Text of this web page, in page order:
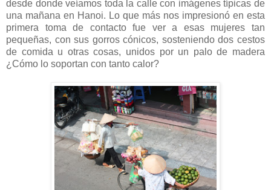
desde donde veíamos toda la calle con imágenes típicas de
una mañana en Hanoi. Lo que más nos impresionó en esta
primera toma de contacto fue ver a esas mujeres tan
pequeñas, con sus gorros cónicos, sosteniendo dos cestos
de comida u otras cosas, unidos por un palo de madera
¿Cómo lo soportan con tanto calor?